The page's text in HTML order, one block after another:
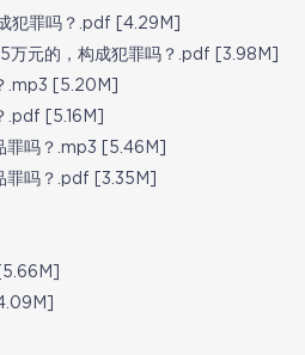
犯罪吗？.pdf [4.29M]
元的，构成犯罪吗？.pdf [3.98M]
.mp3 [5.20M]
.pdf [5.16M]
罪吗？.mp3 [5.46M]
罪吗？.pdf [3.35M]